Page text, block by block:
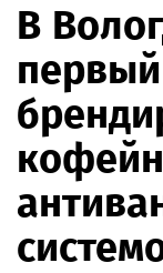
В
первый